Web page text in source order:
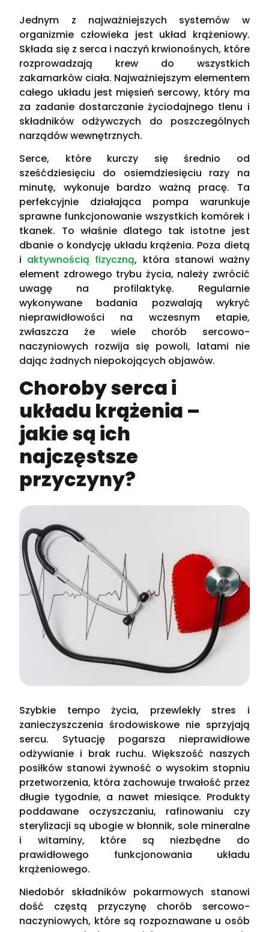
Jednym z najważniejszych systemów w
organizmie człowieka jest układ krążeniowy.
Składa się z serca i naczyń krwionośnych, które
rozprowadzają krew do wszystkich
zakamarków ciała. Najważniejszym elementem
całego układu jest mięsień sercowy, który ma
za zadanie dostarczanie życiodajnego tlenu i
składników odżywczych do poszczególnych
narządów wewnętrznych.
Serce, które kurczy się średnio od
sześćdziesięciu do osiemdziesięciu razy na
minutę, wykonuje bardzo ważną pracę. Ta
perfekcyjnie działająca pompa warunkuje
sprawne funkcjonowanie wszystkich komórek i
tkanek. To właśnie dlatego tak istotne jest
dbanie o kondycję układu krążenia. Poza dietą
i aktywnością fizyczną, która stanowi ważny
element zdrowego trybu życia, należy zwrócić
uwagę na profilaktykę. Regularnie
wykonywane badania pozwalają wykryć
nieprawidłowości na wczesnym etapie,
zwłaszcza że wiele chorób sercowo-
naczyniowych rozwija się powoli, latami nie
dając żadnych niepokojących objawów.
Choroby serca i
układu krążenia –
jakie są ich
najczęstsze
przyczyny?
Szybkie tempo życia, przewlekły stres i
zanieczyszczenia środowiskowe nie sprzyjają
sercu. Sytuację pogarsza nieprawidłowe
odżywianie i brak ruchu. Większość naszych
posiłków stanowi żywność o wysokim stopniu
przetworzenia, która zachowuje trwałość przez
długie tygodnie, a nawet miesiące. Produkty
poddawane oczyszczaniu, rafinowaniu czy
sterylizacji są ubogie w błonnik, sole mineralne
i witaminy, które są niezbędne do
prawidłowego funkcjonowania układu
krążeniowego.
Niedobór składników pokarmowych stanowi
dość częstą przyczynę chorób sercowo-
naczyniowych, które są rozpoznawane u osób